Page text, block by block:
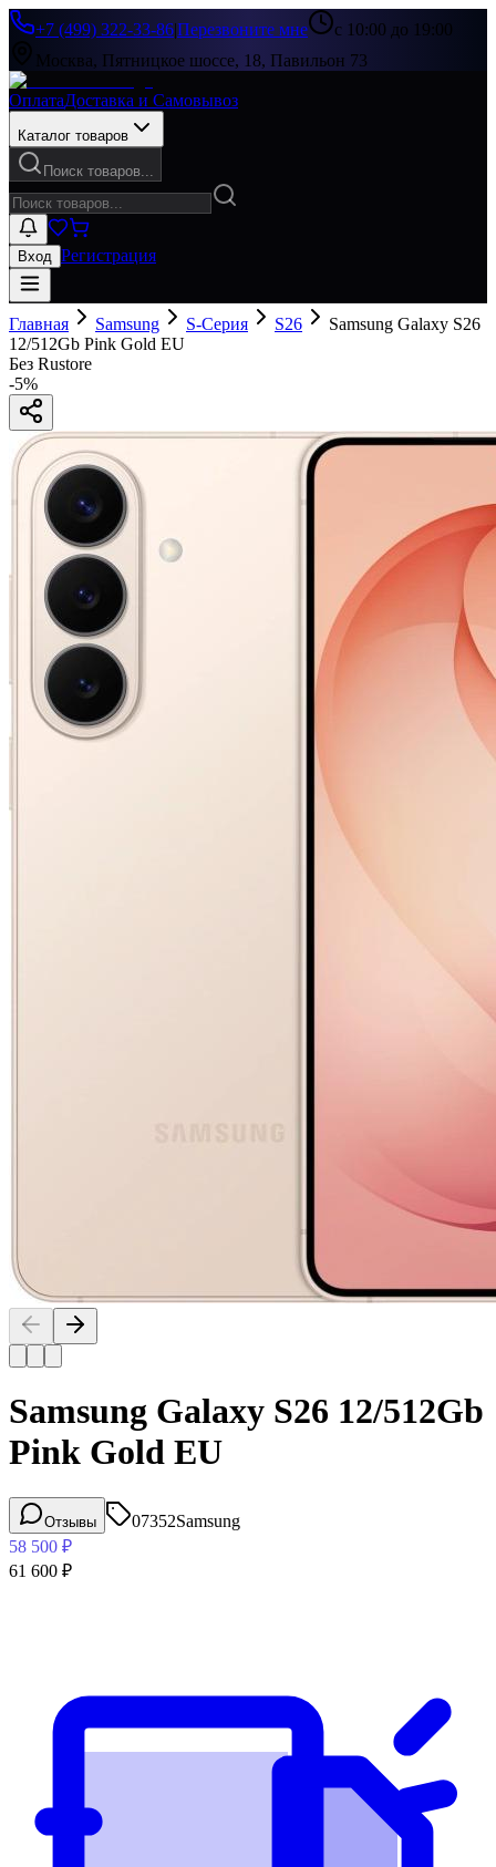
+7 (499) 322-33-86|Перезвоните мне
с 10:00 до 19:00
Москва, Пятницкое шоссе, 18, Павильон 73
ОплатаДоставка и Самовывоз
Каталог товаров
Поиск товаров...
Вход Регистрация
Главная Samsung S-Серия S26
Samsung Galaxy S26
12/512Gb Pink Gold EU
Без Rustore
-5%
Samsung Galaxy S26 12/512Gb
Pink Gold EU
Отзывы 07352Samsung
58 500 ₽
61 600 ₽